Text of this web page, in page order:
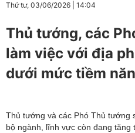
Thứ tư, 03/06/2026 14:04
Thủ tướng, các
làm việc với địa
dưới mức tiềm
Thủ tướng và các Phó Thủ tướng
bộ ngành, lĩnh vực còn đang tăng